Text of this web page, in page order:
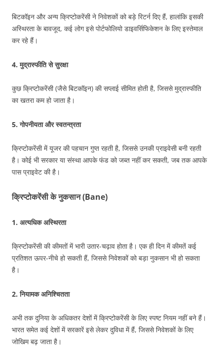
बिटकॉइन और अन्य क्रिप्टोकरेंसी ने निवेशकों को बड़े रिटर्न दिए हैं, हालांकि इसकी
अस्थिरता के बावजूद, कई लोग इसे पोर्टफोलियो डाइवर्सिफिकेशन के लिए इस्तेमाल
कर रहे हैं।
4. मुद्रास्फीति से सुरक्षा
कुछ क्रिप्टोकरेंसी (जैसे बिटकॉइन) की सप्लाई सीमित होती है, जिससे मुद्रास्फीति
का खतरा कम हो जाता है।
5. गोपनीयता और स्वतन्त्रता
क्रिप्टोकरेंसी में यूजर की पहचान गुप्त रहती है, जिससे उनकी प्राइवेसी बनी रहती
है। कोई भी सरकार या संस्था आपके फंड को जब्त नहीं कर सकती, जब तक आपके
पास प्राइवेट की है।
क्रिप्टोकरेंसी के नुकसान (Bane)
1. अत्यधिक अस्थिरता
क्रिप्टोकरेंसी की कीमतों में भारी उतार-चढ़ाव होता है। एक ही दिन में कीमतें कई
प्रतिशत ऊपर-नीचे हो सकती हैं, जिससे निवेशकों को बड़ा नुकसान भी हो सकता
है।
2. नियामक अनिश्चितता
अभी तक दुनिया के अधिकतर देशों में क्रिप्टोकरेंसी के लिए स्पष्ट नियम नहीं बने हैं।
भारत समेत कई देशों में सरकारें इसे लेकर दुविधा में हैं, जिससे निवेशकों के लिए
जोखिम बढ़ जाता है।